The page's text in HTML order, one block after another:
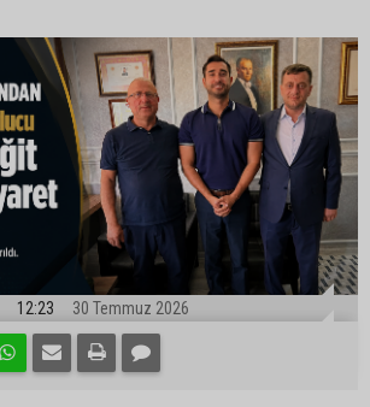
12:23 30 Temmuz 2026